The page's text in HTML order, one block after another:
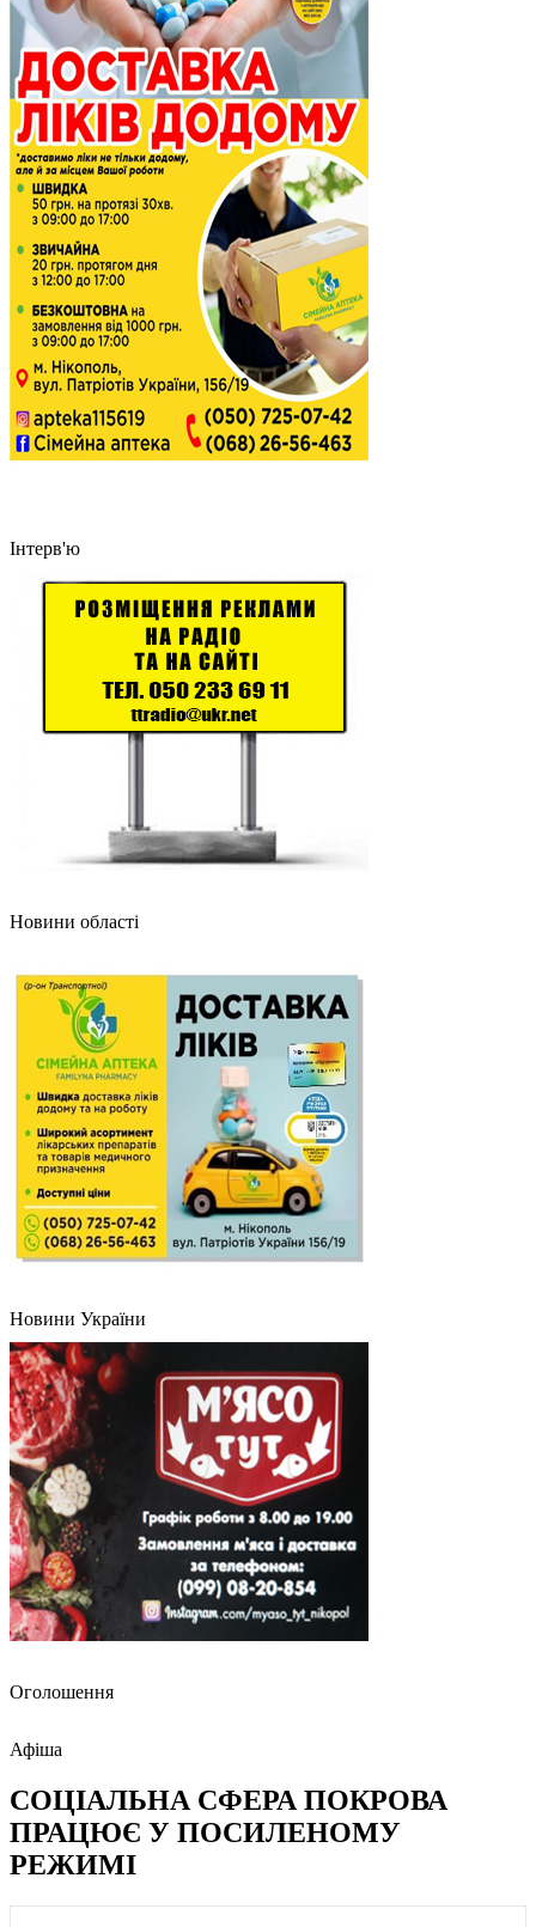
Інтерв'ю
Новини області
Новини України
Оголошення
Афіша
СОЦІАЛЬНА СФЕРА ПОКРОВА
ПРАЦЮЄ У ПОСИЛЕНОМУ
РЕЖИМІ